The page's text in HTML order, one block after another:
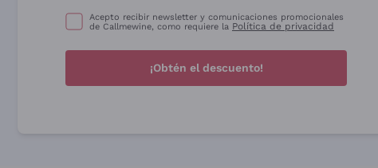
Acepto recibir newsletter y comunicaciones promocionales
de Callmewine, como requiere la Política de privacidad
¡Obtén el descuento!